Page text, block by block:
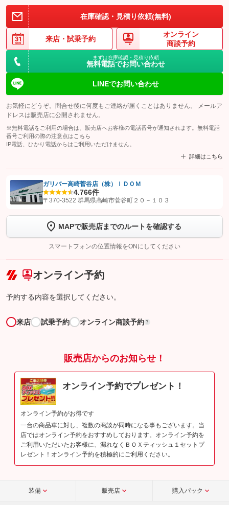
在庫確認・見積り依頼(無料)
来店・ 試乗予約
オンライン
商談予約
まずは在庫確認・見積り依頼
無料電話でお問い合わせ
LINEでお問い合わせ
お気軽にどうぞ。問合せ後に何度もご連絡が届くことはありません。 メールア
ドレスは販売店に公開されません。
※無料電話をご利用の場合は、販売店へお客様の電話番号が通知されます。無料電話
番号ご利用の際の注意点は こちら
IP電話、ひかり電話からはご利用いただけません。
詳細はこちら
【STEP1】 認証画面でグーネットを友だち追加してから「許可する」ボタンを押
トーク画面で
ボタンをタップして問い合わせを
完了してください。
こちら
ガリバー高崎菅谷店（株）ＩＤＯＭ
4.766件
〒370-3522 群馬県高崎市菅谷町２０－１０３
MAPで販売店までのルートを確認する
スマートフォンの位置情報をONにしてください
オンライン予約
予約する内容を選択してください。
来店 試乗予約 オンライン商談予約 ?
販売店からのお知らせ！
オンライン予約でプレゼント！
オンライン予約がお得です
一台の商品車に対し、複数の商談が同時になる事もございます。当
店ではオンライン予約をおすすめしております。オンライン予約を
ご利用いただいたお客様に、漏れなくＢＯＸティッシュ１セットプ
レゼント！オンライン予約を積極的にご利用ください。
装備 販売店 購入パック